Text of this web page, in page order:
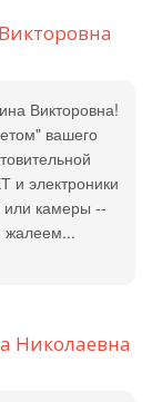
Викторовна!
вашего
и электроники
камеры --
жалеем...
Николаевна